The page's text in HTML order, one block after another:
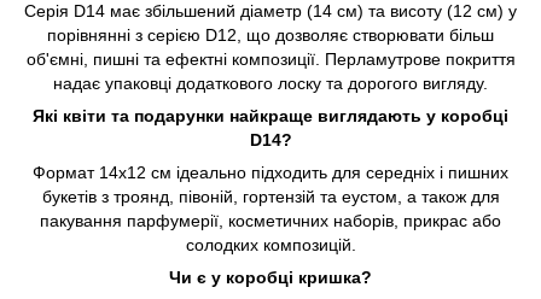
Серія D14 має збільшений діаметр (14 см) та висоту (12 см) у
порівнянні з серією D12, що дозволяє створювати більш
об'ємні, пишні та ефектні композиції. Перламутрове покриття
надає упаковці додаткового лоску та дорогого вигляду.
Які квіти та подарунки найкраще виглядають у коробці
D14?
Формат 14х12 см ідеально підходить для середніх і пишних
букетів з троянд, півоній, гортензій та еустом, а також для
пакування парфумерії, косметичних наборів, прикрас або
солодких композицій.
Чи є у коробці кришка?